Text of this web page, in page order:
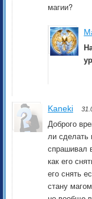
магии?
Kaneki
Доброго
ли сделать
спрашивал
как его
его снять
стану